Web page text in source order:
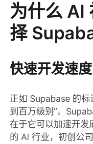
为什么 AI
择
快速开发速
正如 Supabase 的标
到百万级别”。
在于它可以加速开发
的 AI 行业，初创公